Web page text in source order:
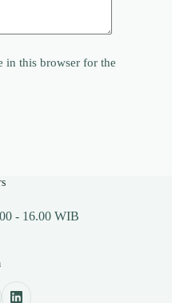
in this browser for the
- 16.00 WIB